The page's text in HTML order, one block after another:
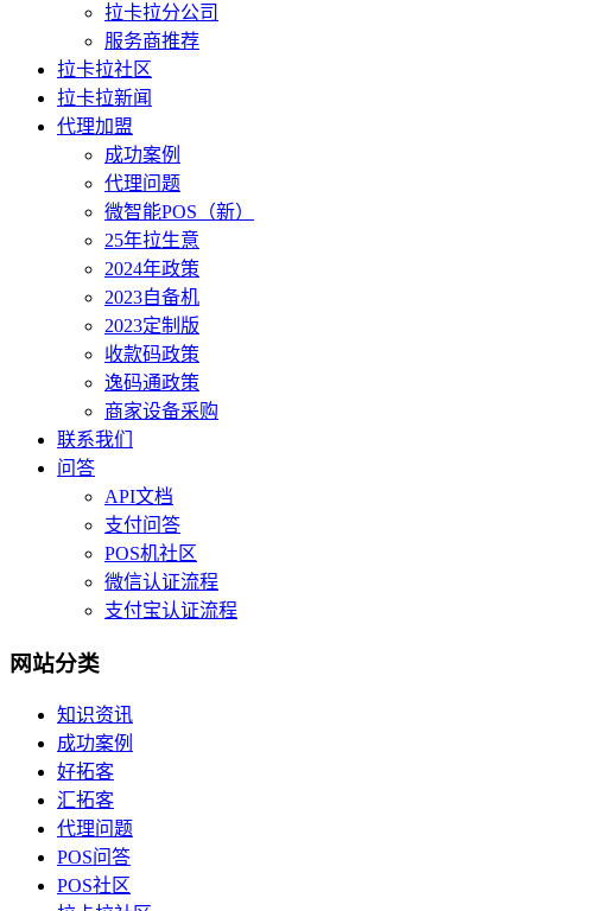
拉卡拉分公司
服务商推荐
拉卡拉社区
拉卡拉新闻
代理加盟
成功案例
代理问题
微智能POS（新）
25年拉生意
2024年政策
2023自备机
2023定制版
收款码政策
逸码通政策
商家设备采购
联系我们
问答
API文档
支付问答
POS机社区
微信认证流程
支付宝认证流程
网站分类
知识资讯
成功案例
好拓客
汇拓客
代理问题
POS问答
POS社区